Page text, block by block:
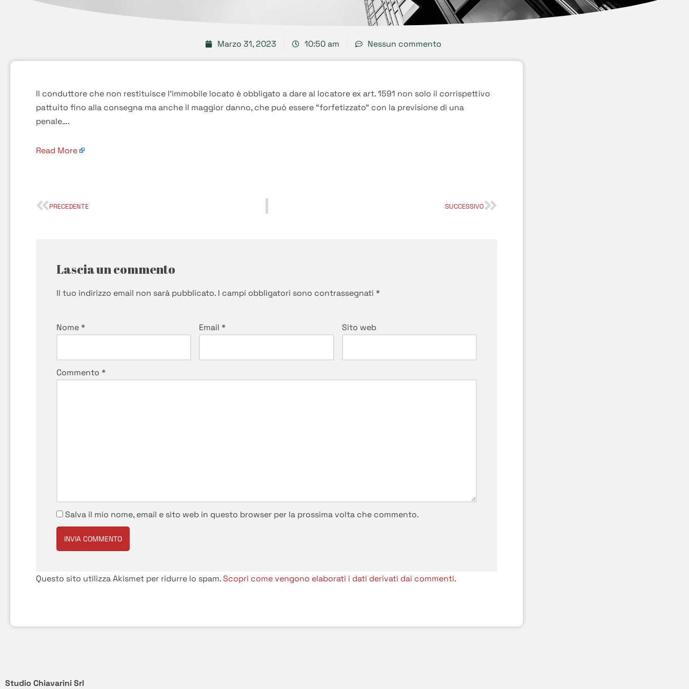
Marzo 31, 2023 10:50 am Nessun commento
Il conduttore che non restituisce l’immobile locato è obbligato a dare al locatore ex art. 1591 non solo il corrispettivo
pattuito fino alla consegna ma anche il maggior danno, che può essere “forfetizzato” con la previsione di una
penale….
Read More
PRECEDENTE SUCCESSIVO
Lascia un commento
Il tuo indirizzo email non sarà pubblicato. I campi obbligatori sono contrassegnati *
Nome* Email* Sito web
Commento *
Salva il mio nome, email e sito web in questo browser per la prossima volta che commento.
Questo sito utilizza Akismet per ridurre lo spam.Scopri come vengono elaborati i dati derivati dai commenti.
Studio Chiavarini Srl